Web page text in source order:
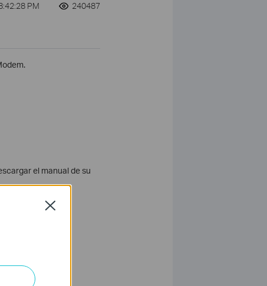
PM 240487
el manual de su
Close